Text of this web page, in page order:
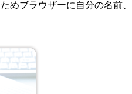
めブラウザーに自分の名前